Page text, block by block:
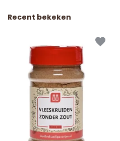
Recent bekeken